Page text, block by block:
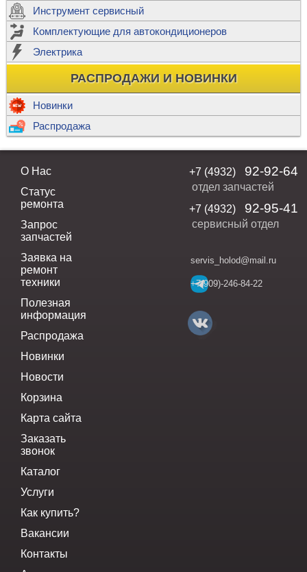
Инструмент сервисный
Комплектующие для автокондиционеров
Электрика
РАСПРОДАЖИ И НОВИНКИ
Новинки
Распродажа
О Нас
Статус
ремонта
Запрос
запчастей
Заявка на
ремонт
техники
Полезная
информация
Распродажа
Новинки
Новости
Корзина
Карта сайта
Заказать
звонок
Каталог
Услуги
Как купить?
Вакансии
Контакты
+7 (4932) 92-92-64
отдел запчастей
+7 (4932)
92-95-41
сервисный отдел
servis_holod@mail.ru
+7(909)-246-84-22